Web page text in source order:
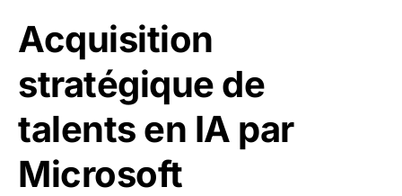
Acquisition
stratégique de
talents en IA par
Microsoft